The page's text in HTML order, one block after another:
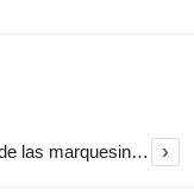
El Ayuntamiento inicia la restauración de las marquesinas de Plaza Esteve para volver a instalarlas en el centro de Jerez ›